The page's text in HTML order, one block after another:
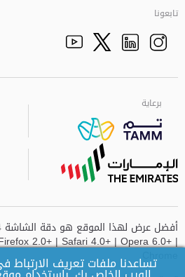
تابعونا
Facebook
Instagramالذهاب الى تم
Twitter
Youtube
برعاية
برعاية
برعاية
2.0+ | Safari 4.0+ | Opera 6.0+ |
Chromeتساعدنا ملفات تعريف